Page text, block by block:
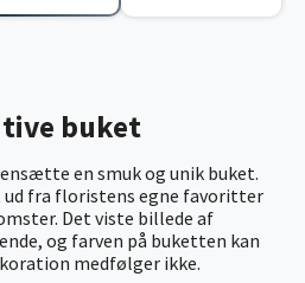
buket
en smuk og unik buket.
fra floristens egne favoritter
Det viste billede af
og farven på buketten kan
medfølger ikke.